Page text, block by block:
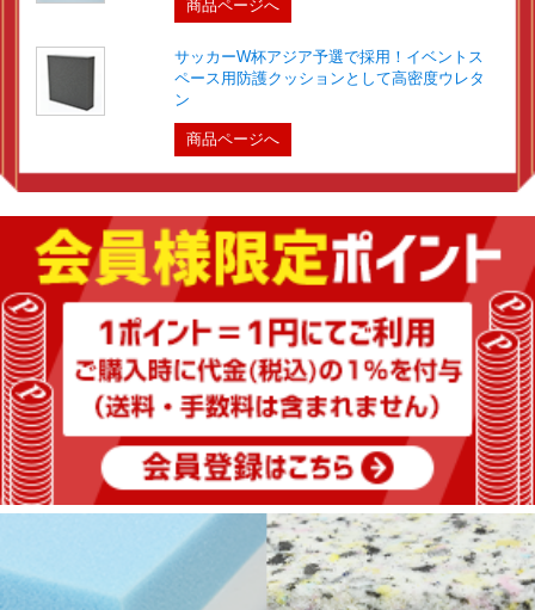
商品ページへ
サッカーW杯アジア予選で採用！イベントス
ペース用防護クッションとして高密度ウレタ
ン
商品ページへ